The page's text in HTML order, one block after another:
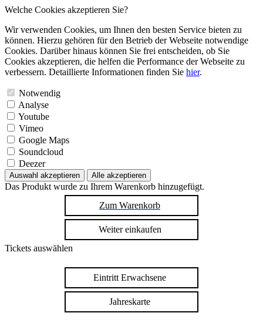
Welche Cookies akzeptieren Sie?
Wir verwenden Cookies, um Ihnen den besten Service bieten zu
können. Hierzu gehören für den Betrieb der Webseite notwendige
Cookies. Darüber hinaus können Sie frei entscheiden, ob Sie
Cookies akzeptieren, die helfen die Performance der Webseite zu
verbessern. Detaillierte Informationen finden Sie hier.
Notwendig
Analyse
Youtube
Vimeo
Google Maps
Soundcloud
Deezer
Auswahl akzeptieren Alle akzeptieren
Das Produkt wurde zu Ihrem Warenkorb hinzugefügt.
Zum Warenkorb
Weiter einkaufen
Tickets auswählen
Eintritt Erwachsene
Jahreskarte